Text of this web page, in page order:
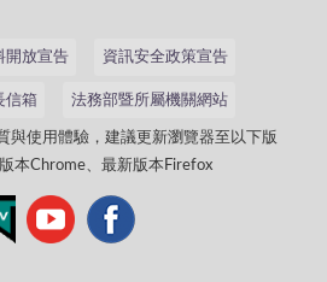
開放宣告 資訊安全政策宣告
信箱 法務部暨所屬機關網站
與使用體驗，建議更新瀏覽器至以下版
本Chrome、最新版本Firefox